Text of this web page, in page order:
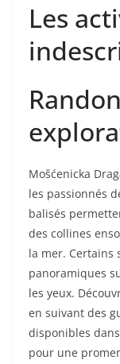
Les
Mošćenicka
les passionnés
balisés
des collines
la mer. Certains
panoramiques
les yeux.
en suivant des
disponibles
pour une